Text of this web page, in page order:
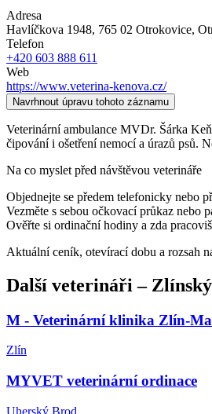
Adresa
Havlíčkova 1948, 765 02 Otrokovice,
Telefon
+420 603 888 611
Web
https://www.veterina-kenova.cz/
Navrhnout úpravu tohoto záznamu
Veterinární ambulance MVDr. Šárka
čipování i ošetření nemocí a úrazů psů.
Na co myslet před návštěvou veterináře
Objednejte se předem telefonicky nebo
Vezměte s sebou očkovací průkaz nebo
Ověřte si ordinační hodiny a zda
Aktuální ceník, otevírací dobu a rozsah
Další veterináři –
M - Veterinární klinika Zlín-
Zlín
MYVET veterinární ordinace
Uherský Brod